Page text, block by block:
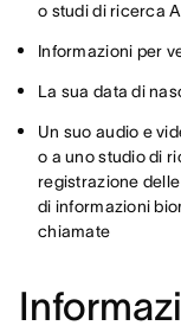
o studi di ricerca
Informazioni per
La sua data di
Un suo audio e
o a uno studio di
registrazione
di informazioni
chiamate